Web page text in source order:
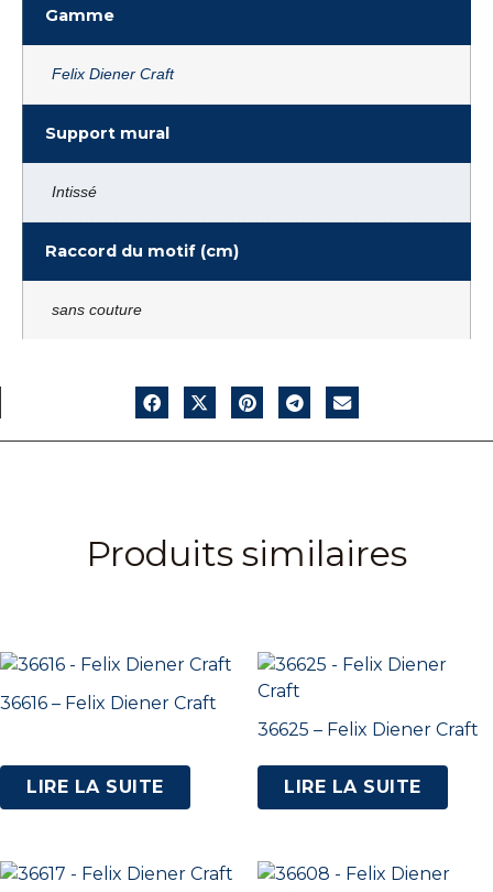
Gamme
Felix Diener Craft
Support mural
Intissé
Raccord du motif (cm)
sans couture
Produits similaires
36616 – Felix Diener Craft
LIRE LA SUITE
36625 – Felix Diener Craft
LIRE LA SUITE